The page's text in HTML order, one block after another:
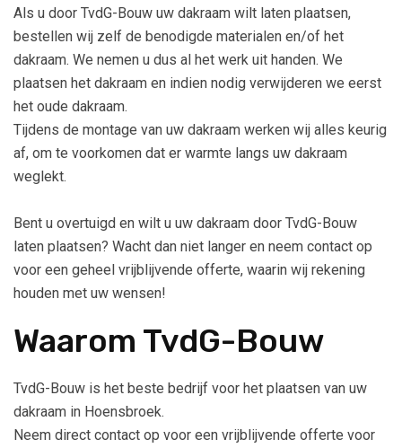
Als u door TvdG-Bouw uw dakraam wilt laten plaatsen,
bestellen wij zelf de benodigde materialen en/of het
dakraam. We nemen u dus al het werk uit handen. We
plaatsen het dakraam en indien nodig verwijderen we eerst
het oude dakraam.
Tijdens de montage van uw dakraam werken wij alles keurig
af, om te voorkomen dat er warmte langs uw dakraam
weglekt.
Bent u overtuigd en wilt u uw dakraam door TvdG-Bouw
laten plaatsen? Wacht dan niet langer en neem contact op
voor een geheel vrijblijvende offerte, waarin wij rekening
houden met uw wensen!
Waarom TvdG-Bouw
TvdG-Bouw is het beste bedrijf voor het plaatsen van uw
dakraam in Hoensbroek.
Neem direct contact op voor een vrijblijvende offerte voor